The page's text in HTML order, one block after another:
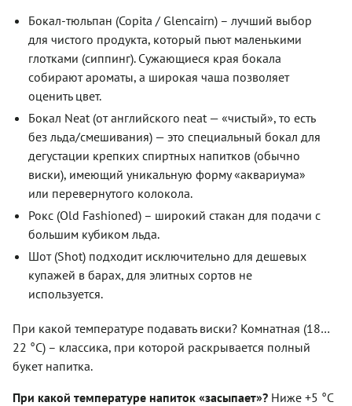
Бокал-тюльпан (Copita / Glencairn) – лучший выбор
для чистого продукта, который пьют маленькими
глотками (сиппинг). Сужающиеся края бокала
собирают ароматы, а широкая чаша позволяет
оценить цвет.
Бокал Neat (от английского neat — «чистый», то есть
без льда/смешивания) — это специальный бокал для
дегустации крепких спиртных напитков (обычно
виски), имеющий уникальную форму «аквариума»
или перевернутого колокола.
Рокс (Old Fashioned) – широкий стакан для подачи с
большим кубиком льда.
Шот (Shot) подходит исключительно для дешевых
купажей в барах, для элитных сортов не
используется.
При какой температуре подавать виски? Комнатная (18…
22 °C) – классика, при которой раскрывается полный
букет напитка.
При какой температуре напиток «засыпает»? Ниже +5 °C